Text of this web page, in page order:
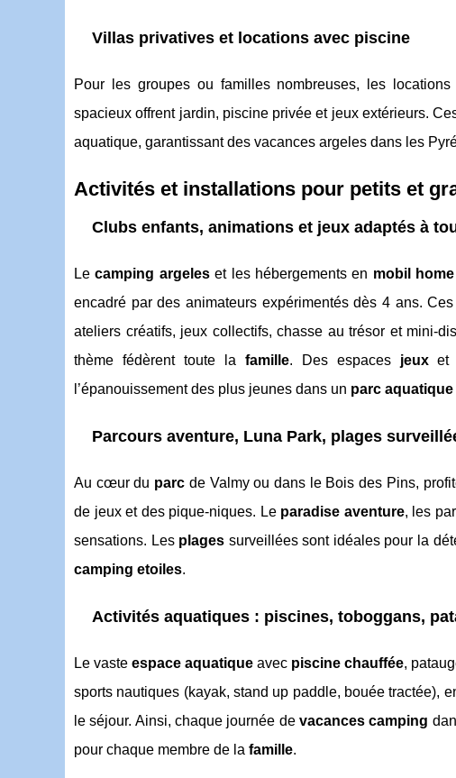
Villas privatives et locations avec piscine
Pour les groupes ou familles nombreuses, les
spacieux offrent jardin, piscine privée et jeux extérieurs.
aquatique, garantissant des vacances argeles dans les
Activités et installations pour petits et
Clubs enfants, animations et jeux adaptés à
Lecamping argeleset les hébergements en mobil home
encadré par des animateurs expérimentés dès 4 ans.
ateliers créatifs, jeux collectifs, chasse au trésor et mini-
thème fédèrent toute la famille. Des espaces jeuxet
l’épanouissement des plus jeunes dans un parc aquatique
Parcours aventure, Luna Park, plages
Au cœur du parc de Valmy ou dans le Bois des Pins,
de jeux et des pique-niques. Le paradise aventure, les
sensations. Les plages surveillées sont idéales pour la
camping etoiles.
Activités aquatiques : piscines, toboggans,
Le vasteespace aquatique avec piscine chauffée,
sports nautiques (kayak, stand up paddle, bouée tractée),
le séjour. Ainsi, chaque journée de vacances camping
pour chaque membre de la famille.